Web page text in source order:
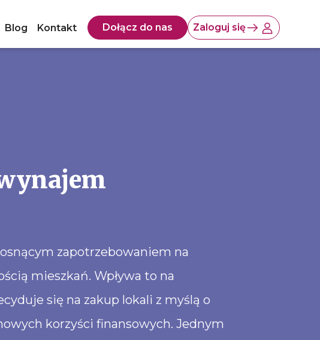
Blog Kontakt Dołącz do nas Zaloguj się
zapotrzebowaniem na
mieszkań. Wpływa to na
się na zakup lokali z myślą o
korzyści finansowych. Jednym